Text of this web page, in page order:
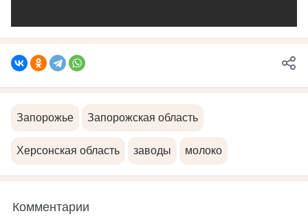
Запорожье Запорожская область
Херсонская область заводы молоко
Комментарии